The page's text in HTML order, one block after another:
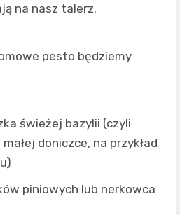
na nasz talerz.
pesto będziemy
świeżej bazylii (czyli
doniczce, na przykład
piniowych lub nerkowca